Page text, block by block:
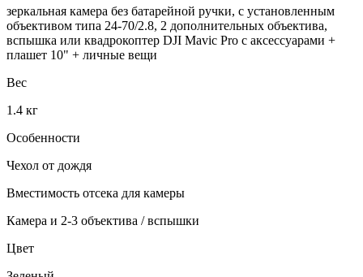
зеркальная камера без батарейной ручки, с установленным
объективом типа 24-70/2.8, 2 дополнительных объектива,
вспышка или квадрокоптер DJI Mavic Pro с аксессуарами +
плашет 10" + личные вещи
Вес
1.4 кг
Особенности
Чехол от дождя
Вместимость отсека для камеры
Камера и 2-3 объектива / вспышки
Цвет